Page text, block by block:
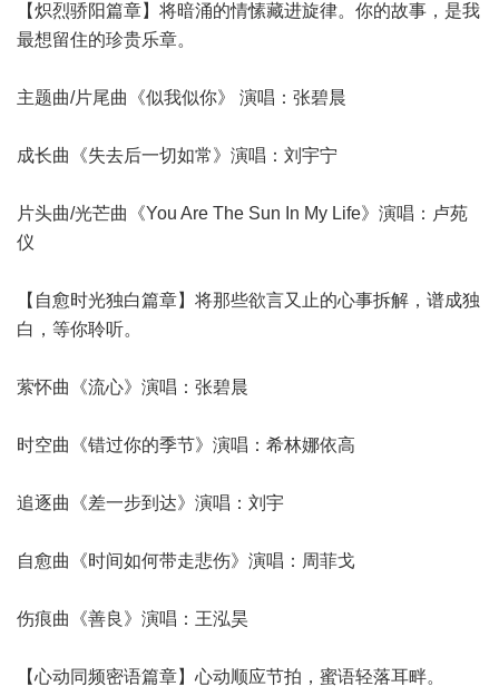
【炽烈骄阳篇章】将暗涌的情愫藏进旋律。你的故事，是我
最想留住的珍贵乐章。
主题曲/片尾曲《似我似你》 演唱：张碧晨
成长曲《失去后一切如常》演唱：刘宇宁
片头曲/光芒曲《You Are The Sun In My Life》演唱：卢苑
仪
【自愈时光独白篇章】将那些欲言又止的心事拆解，谱成独
白，等你聆听。
萦怀曲《流心》演唱：张碧晨
时空曲《错过你的季节》演唱：希林娜依高
追逐曲《差一步到达》演唱：刘宇
自愈曲《时间如何带走悲伤》演唱：周菲戈
伤痕曲《善良》演唱：王泓昊
【心动同频密语篇章】心动顺应节拍，蜜语轻落耳畔。